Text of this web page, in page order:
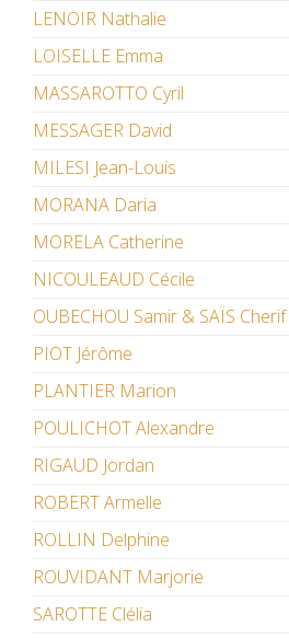
LENOIR Nathalie
LOISELLE Emma
MASSAROTTO Cyril
MESSAGER David
MILESI Jean-Louis
MORANA Daria
MORELA Catherine
NICOULEAUD Cécile
OUBECHOU Samir & SAÏS Cherif
PIOT Jérôme
PLANTIER Marion
POULICHOT Alexandre
RIGAUD Jordan
ROBERT Armelle
ROLLIN Delphine
ROUVIDANT Marjorie
SAROTTE Clélia